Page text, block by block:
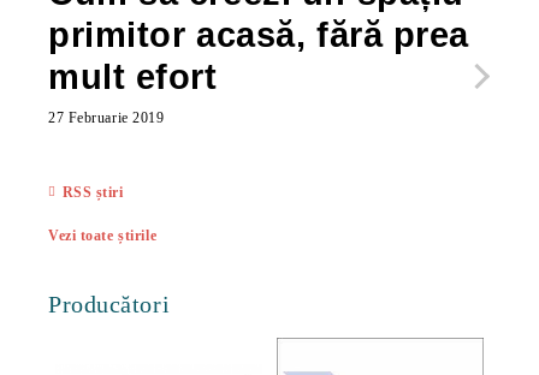
primitor acasă, fără prea
mult efort
27 Februarie 2019
RSS știri
Vezi toate știrile
Producători